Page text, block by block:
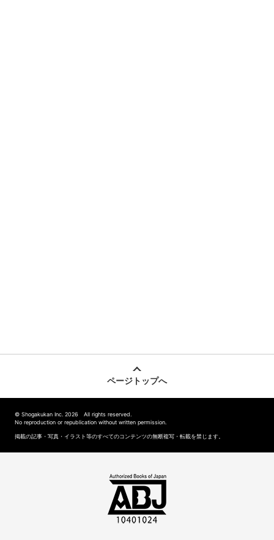
ページトップへ
© Shogakukan Inc. 2026 All rights reserved.
No reproduction or republication without written permission.
掲載の記事・写真・イラスト等のすべてのコンテンツの無断複写・転載を禁じます。